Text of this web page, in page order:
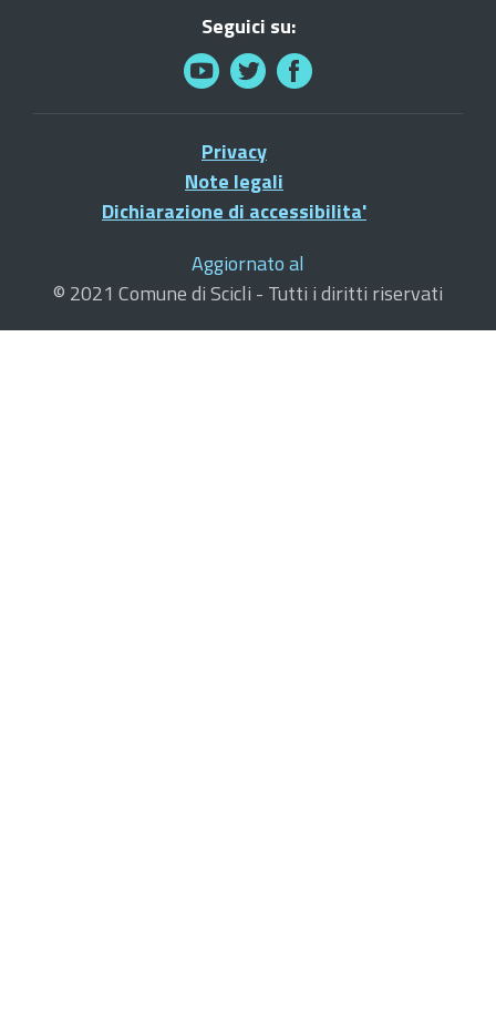
Seguici su:
Privacy
Note legali
Dichiarazione di accessibilita'
Aggiornato al
© 2021 Comune di Scicli - Tutti i diritti riservati